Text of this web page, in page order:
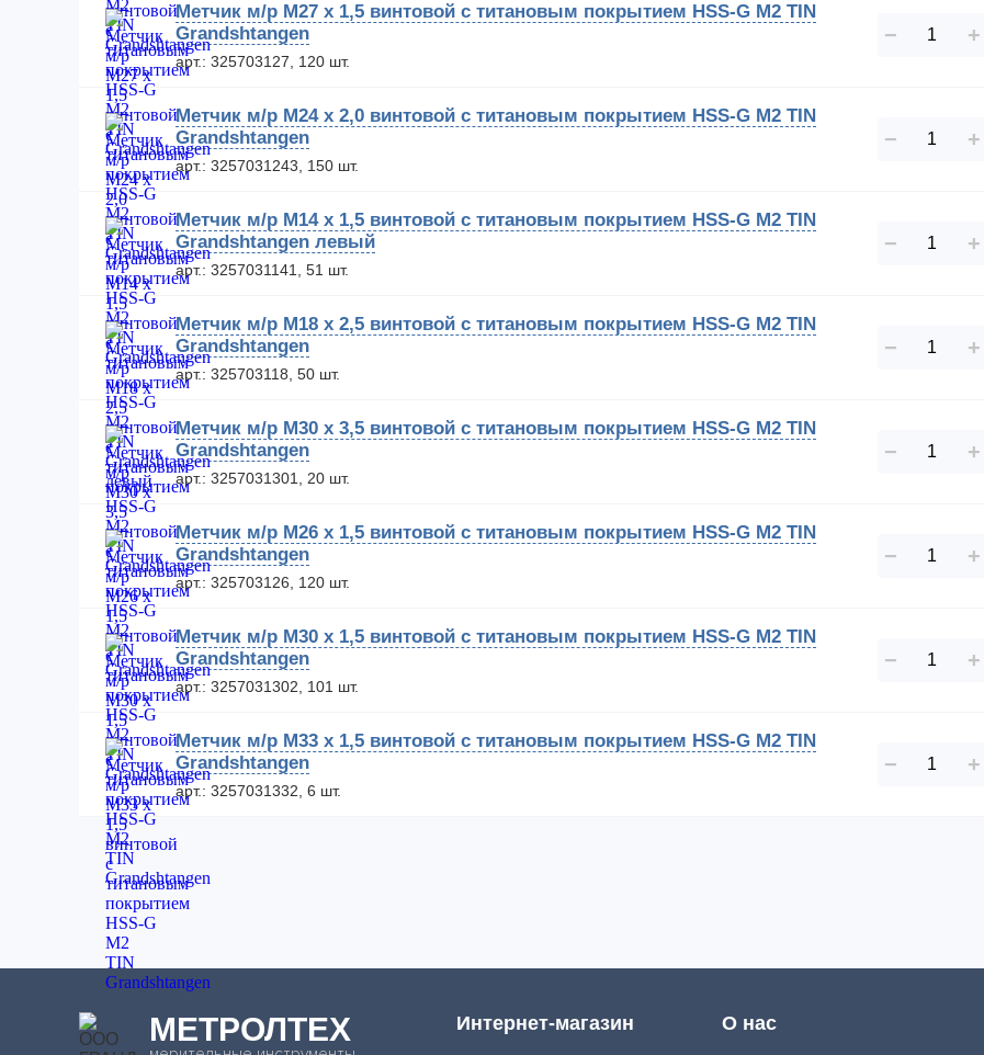
Метчик м/р М27 х 1,5 винтовой с титановым покрытием HSS-G M2 TIN
Grandshtangen
арт.: 325703127, 120 шт.
− +
Метчик м/р М24 х 2,0 винтовой с титановым покрытием HSS-G M2 TIN
Grandshtangen
арт.: 3257031243, 150 шт.
− +
Метчик м/р М14 х 1,5 винтовой с титановым покрытием HSS-G M2 TIN
Grandshtangen левый
арт.: 3257031141, 51 шт.
− +
Метчик м/р М18 х 2,5 винтовой с титановым покрытием HSS-G M2 TIN
Grandshtangen
арт.: 325703118, 50 шт.
− +
Метчик м/р М30 х 3,5 винтовой с титановым покрытием HSS-G M2 TIN
Grandshtangen
арт.: 3257031301, 20 шт.
− +
Метчик м/р М26 х 1,5 винтовой с титановым покрытием HSS-G M2 TIN
Grandshtangen
арт.: 325703126, 120 шт.
− +
Метчик м/р М30 х 1,5 винтовой с титановым покрытием HSS-G M2 TIN
Grandshtangen
арт.: 3257031302, 101 шт.
− +
Метчик м/р М33 х 1,5 винтовой с титановым покрытием HSS-G M2 TIN
Grandshtangen
арт.: 3257031332, 6 шт.
− +
МЕТРОЛТЕХ Интернет-магазин О нас